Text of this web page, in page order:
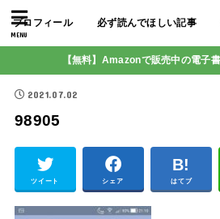
MENU
プロフィール 必ず読んでほしい記事
【無料】Amazonで販売中の電子
2021.07.02
98905
ツイート シェア はてブ